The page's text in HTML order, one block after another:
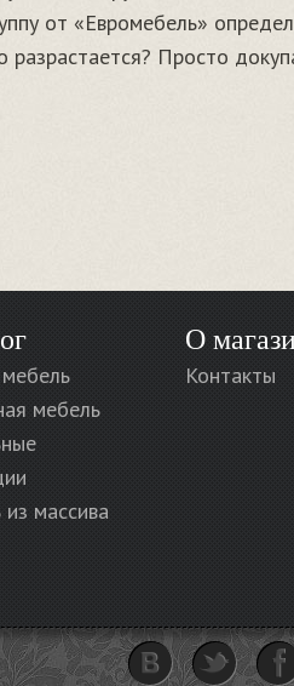
от «Евромебель»
разрастается? Просто
мебель
массива
О
Контакты